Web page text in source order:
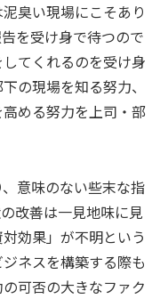
臭い現場にこそあり
を受け身で待つので
てくれるのを受け身
の現場を知る努力、
める努力を上司・部
意味のない些末な指
改善は一見地味に見
効果」が不明という
ネスを構築する際も
可否の大きなファク